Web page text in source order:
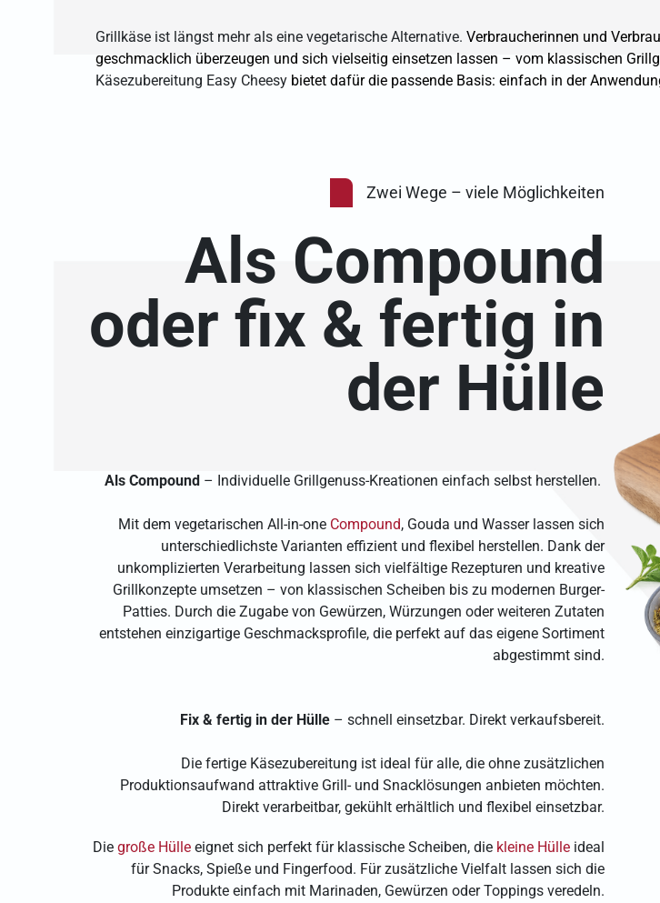
Grillkäse ist längst mehr als eine vegetarische Alternative. Verbraucherinnen und
geschmacklich überzeugen und sich vielseitig einsetzen lassen – vom klassischen
Käsezubereitung Easy Cheesy bietet dafür die passende Basis: einfach in der
Zwei Wege – viele Möglichkeiten
Als Compound
oder fix & fertig in
der Hülle
Als Compound– Individuelle Grillgenuss-Kreationen einfach selbst herstellen.
Mit dem vegetarischen All-in-one Compound, Gouda und Wasser lassen sich
unterschiedlichste Varianten effizient und flexibel herstellen. Dank der
unkomplizierten Verarbeitung lassen sich vielfältige Rezepturen und kreative
Grillkonzepte umsetzen – von klassischen Scheiben bis zu modernen Burger-
Patties. Durch die Zugabe von Gewürzen, Würzungen oder weiteren Zutaten
entstehen einzigartige Geschmacksprofile, die perfekt auf das eigene Sortiment
abgestimmt sind.
Fix & fertig in der Hülle– schnell einsetzbar. Direkt verkaufsbereit.
Die fertige Käsezubereitung ist ideal für alle, die ohne zusätzlichen
Produktionsaufwand attraktive Grill- und Snacklösungen anbieten möchten.
Direkt verarbeitbar, gekühlt erhältlich und flexibel einsetzbar.
Die große Hülleeignet sich perfekt für klassische Scheiben, die kleine Hülleideal
für Snacks, Spieße und Fingerfood. Für zusätzliche Vielfalt lassen sich die
Produkte einfach mit Marinaden, Gewürzen oder Toppings veredeln.